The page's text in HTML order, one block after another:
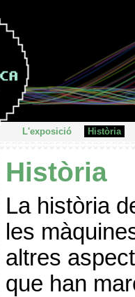
L'exposició Història
Història
La història
les
altres
que han